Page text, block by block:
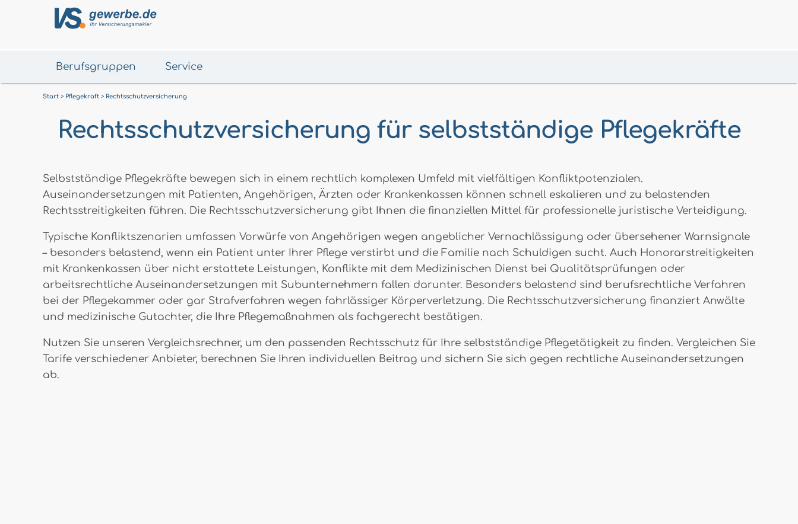
Berufsgruppen Service
Start Pflegekraft Rechtsschutzversicherung
Rechtsschutzversicherung für selbstständige Pflegekräfte
Selbstständige Pflegekräfte bewegen sich in einem rechtlich komplexen Umfeld mit vielfältigen Konfliktpotenzialen.
Auseinandersetzungen mit Patienten, Angehörigen, Ärzten oder Krankenkassen können schnell eskalieren und zu belastenden
Rechtsstreitigkeiten führen. Die Rechtsschutzversicherung gibt Ihnen die finanziellen Mittel für professionelle juristische Verteidigung.
Typische Konfliktszenarien umfassen Vorwürfe von Angehörigen wegen angeblicher Vernachlässigung oder übersehener Warnsignale
– besonders belastend, wenn ein Patient unter Ihrer Pflege verstirbt und die Familie nach Schuldigen sucht. Auch Honorarstreitigkeiten
mit Krankenkassen über nicht erstattete Leistungen, Konflikte mit dem Medizinischen Dienst bei Qualitätsprüfungen oder
arbeitsrechtliche Auseinandersetzungen mit Subunternehmern fallen darunter. Besonders belastend sind berufsrechtliche Verfahren
bei der Pflegekammer oder gar Strafverfahren wegen fahrlässiger Körperverletzung. Die Rechtsschutzversicherung finanziert Anwälte
und medizinische Gutachter, die Ihre Pflegemaßnahmen als fachgerecht bestätigen.
Nutzen Sie unseren Vergleichsrechner, um den passenden Rechtsschutz für Ihre selbstständige Pflegetätigkeit zu finden. Vergleichen Sie
Tarife verschiedener Anbieter, berechnen Sie Ihren individuellen Beitrag und sichern Sie sich gegen rechtliche Auseinandersetzungen
ab.